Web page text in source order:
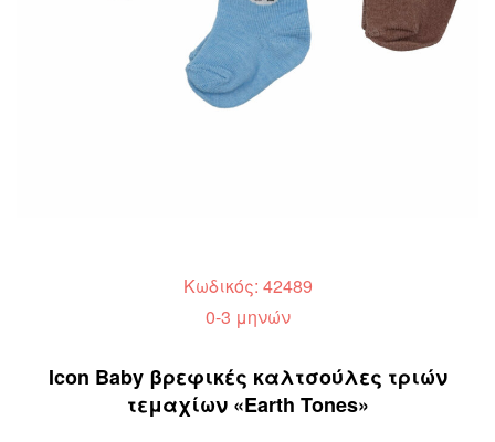
Κωδικός: 42489
0-3 μηνών
Icon Baby βρεφικές καλτσούλες τριών
τεμαχίων «Earth Tones»